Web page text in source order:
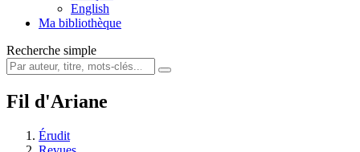
English
Ma bibliothèque
Recherche simple
Fil d'Ariane
Érudit